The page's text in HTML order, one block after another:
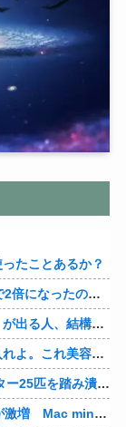
たことあるか？
【悲報】日本政府「障害者の福祉費用が10年で2倍になったので抑制します」
【驚愕】エッチなことを考えると『くしゃみ』が出る人、結構いると判明
【警告】社会人「スムージーにキウイ皮ごと入れよ。これ美容にいいんだよね〜」→ 結果…
【胸糞】36歳教員、19歳女とホテルでハムスター25匹を踏み潰すなどして逮捕
【驚愕】年商10億円を超える『ひとり親方』が激増 Mac miniを大量購入しAIを従業員に